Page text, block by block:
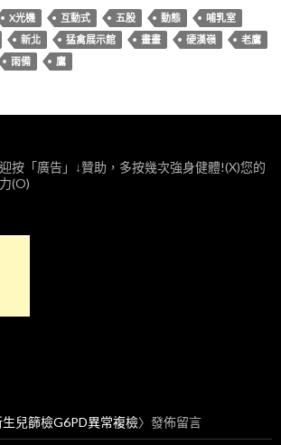
X光機 互動式 五股 動態
哺乳室
新北 猛禽展示館 畫畫 硬漢嶺
老鷹
雨備 鷹
按「廣告」↓贊助，多按幾次強身健體!(X)您的
(O)
兒篩檢G6PD異常複檢〉發佈留言